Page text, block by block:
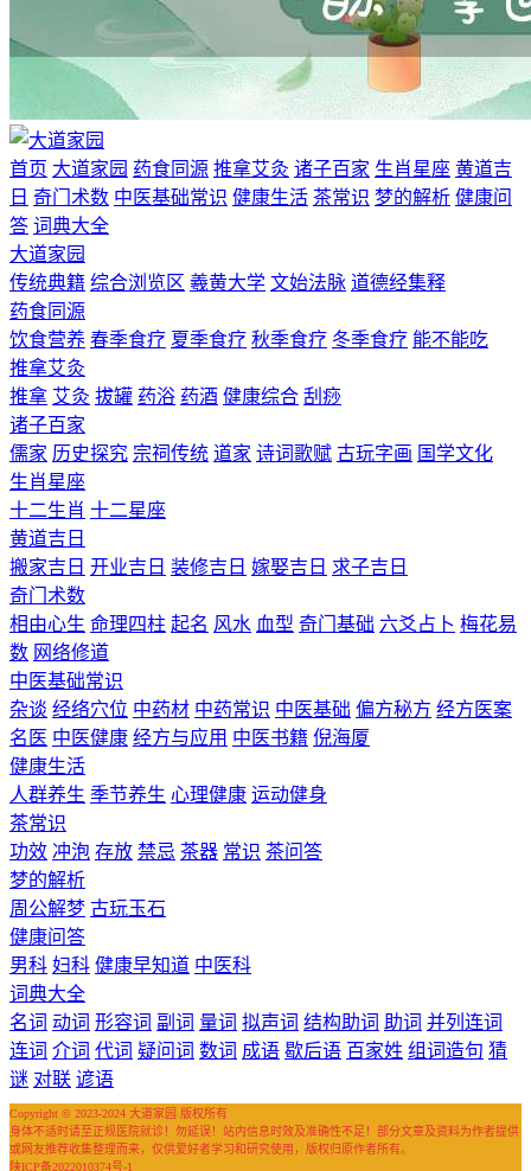
首页 大道家园 药食同源 推拿艾灸 诸子百家 生肖星座 黄道吉
日 奇门术数 中医基础常识 健康生活 茶常识 梦的解析 健康问
答 词典大全
大道家园
传统典籍 综合浏览区 羲黄大学 文始法脉 道德经集释
药食同源
饮食营养 春季食疗 夏季食疗 秋季食疗 冬季食疗 能不能吃
推拿艾灸
推拿 艾灸 拔罐 药浴 药酒 健康综合 刮痧
诸子百家
儒家 历史探究 宗祠传统 道家 诗词歌赋 古玩字画 国学文化
生肖星座
十二生肖 十二星座
黄道吉日
搬家吉日 开业吉日 装修吉日 嫁娶吉日 求子吉日
奇门术数
相由心生 命理四柱 起名 风水 血型 奇门基础 六爻占卜 梅花易
数 网络修道
中医基础常识
杂谈 经络穴位 中药材 中药常识 中医基础 偏方秘方 经方医案
名医 中医健康 经方与应用 中医书籍 倪海厦
健康生活
人群养生 季节养生 心理健康 运动健身
茶常识
功效 冲泡 存放 禁忌 茶器 常识 茶问答
梦的解析
周公解梦 古玩玉石
健康问答
男科 妇科 健康早知道 中医科
词典大全
名词 动词 形容词 副词 量词 拟声词 结构助词 助词 并列连词
连词 介词 代词 疑问词 数词 成语 歇后语 百家姓 组词造句 猜
谜 对联 谚语
Copyright © 2023-2024 大道家园 版权所有
身体不适时请至正规医院就诊！勿延误！站内信息时效及准确性不足！部分文章及资料为作者提供
或网友推荐收集整理而来，仅供爱好者学习和研究使用，版权归原作者所有。
陕ICP备2022010374号-1